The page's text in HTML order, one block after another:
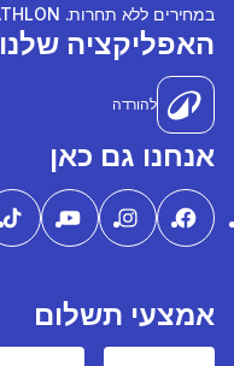
במחירים ללא תחרות. DECATHLON. עושים ספורט יחד!
האפליקציה שלנו
להורדה
אנחנו גם כאן
אמצעי תשלום